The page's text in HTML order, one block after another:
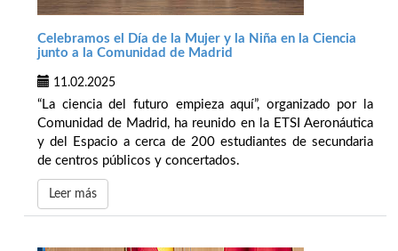
Celebramos el Día de la Mujer y la Niña en la Ciencia
junto a la Comunidad de Madrid
11.02.2025
“La ciencia del futuro empieza aquí”, organizado por la
Comunidad de Madrid, ha reunido en la ETSI Aeronáutica
y del Espacio a cerca de 200 estudiantes de secundaria
de centros públicos y concertados.
Leer más